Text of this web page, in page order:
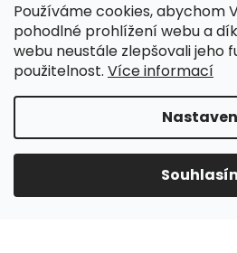
Používáme cookies, abychom
pohodlné prohlížení webu a
webu neustále zlepšovali jeho
použitelnost. Více informací
Kontakt
disamsafety@disamsafety.cz
596 624 947
Sledujte nás na Facebooku